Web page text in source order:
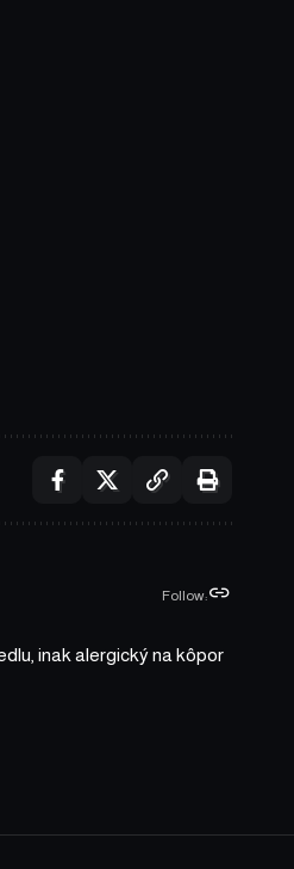
Follow:
inak alergický na kôpor